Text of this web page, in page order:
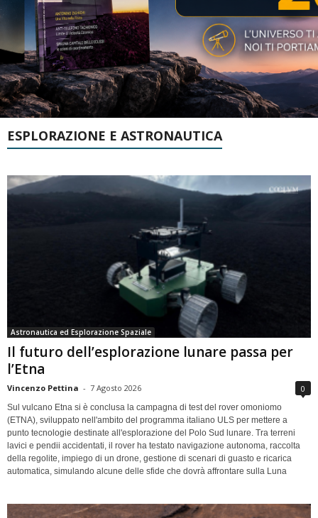
ESPLORAZIONE E ASTRONAUTICA
Astronautica ed Esplorazione Spaziale
Il futuro dell’esplorazione lunare passa per
l’Etna
Vincenzo Pettina - 7 Agosto 2026 0
Sul vulcano Etna si è conclusa la campagna di test del rover omoniomo
(ETNA), sviluppato nell'ambito del programma italiano ULS per mettere a
punto tecnologie destinate all'esplorazione del Polo Sud lunare. Tra terreni
lavici e pendii accidentati, il rover ha testato navigazione autonoma, raccolta
della regolite, impiego di un drone, gestione di scenari di guasto e ricarica
automatica, simulando alcune delle sfide che dovrà affrontare sulla Luna